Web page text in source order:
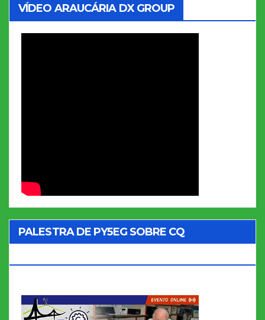
VÍDEO ARAUCÁRIA DX GROUP
PALESTRA DE PY5EG SOBRE CQ